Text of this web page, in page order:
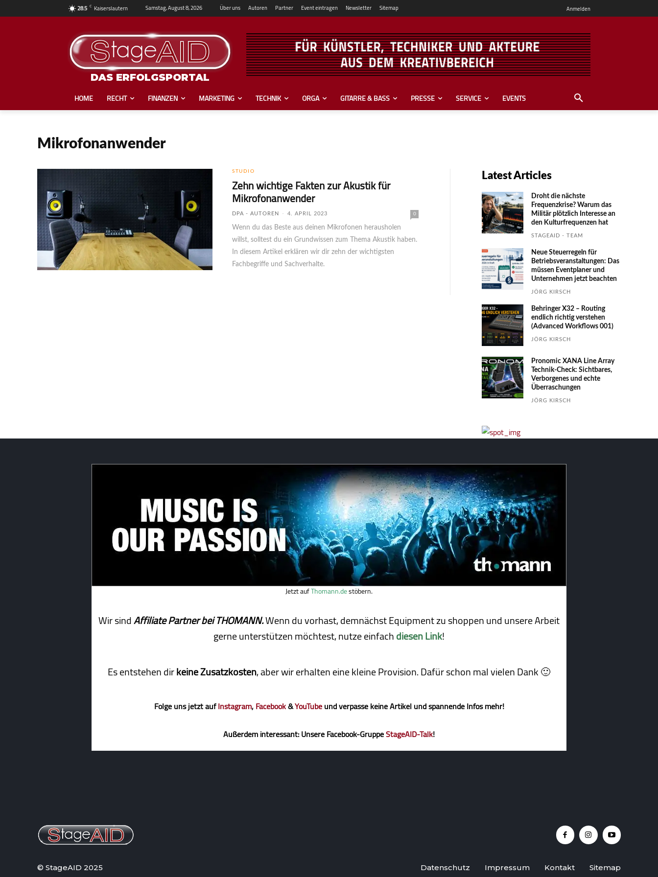
28.5 C Kaiserslautern Samstag, August 8, 2026 Über uns Autoren Partner Event eintragen Newsletter Sitemap Anmelden
DAS ERFOLGSPORTAL
HOME RECHT FINANZEN MARKETING TECHNIK ORGA GITARRE & BASS PRESSE SERVICE EVENTS
Mikrofonanwender
STUDIO
Zehn wichtige Fakten zur Akustik für
Mikrofonanwender
DPA - AUTOREN - 4. APRIL 2023 0
Wenn du das Beste aus deinen Mikrofonen herausholen
willst, solltest du ein Grundwissen zum Thema Akustik haben.
In diesem Artikel erklären wir dir zehn der wichtigsten
Fachbegriffe und Sachverhalte.
Latest Articles
Droht die nächste
Frequenzkrise? Warum das
Mili­tär plötzlich Inte­resse an
den Kultur­fre­quen­zen hat
STAGEAID - TEAM
Neue Steuerregeln für
Betriebs­ver­an­stal­tungen: Das
müssen Event­planer und
Unter­nehmen jetzt beachten
JÖRG KIRSCH
Behringer X32 – Routing
endlich richtig verstehen
(Advanced Workflows 001)
JÖRG KIRSCH
Pronomic XANA Line Array
Technik-Check: Sichtbares,
Verborgenes und echte
Überraschungen
JÖRG KIRSCH
Jetzt aufThomann.destöbern.
Wir sindAffiliate Partner bei THOMANN.Wenn du vorhast, demnächst Equipment zu shoppen und unsere Arbeit
gerne unterstützen möchtest, nutze einfachdiesen Link!
Es entstehen dirkeine Zusatzkosten, aber wir erhalten eine kleine Pro­vi­sion. Dafür schon mal vielen Dank 🙂
Folge uns jetzt aufInstagram,Facebook&YouTubeund verpasse keine Artikel und spannende Infos mehr!
Außerdem interessant: Unsere Facebook-GruppeStageAID-Talk!
© StageAID 2025 Datenschutz Impressum Kontakt Sitemap